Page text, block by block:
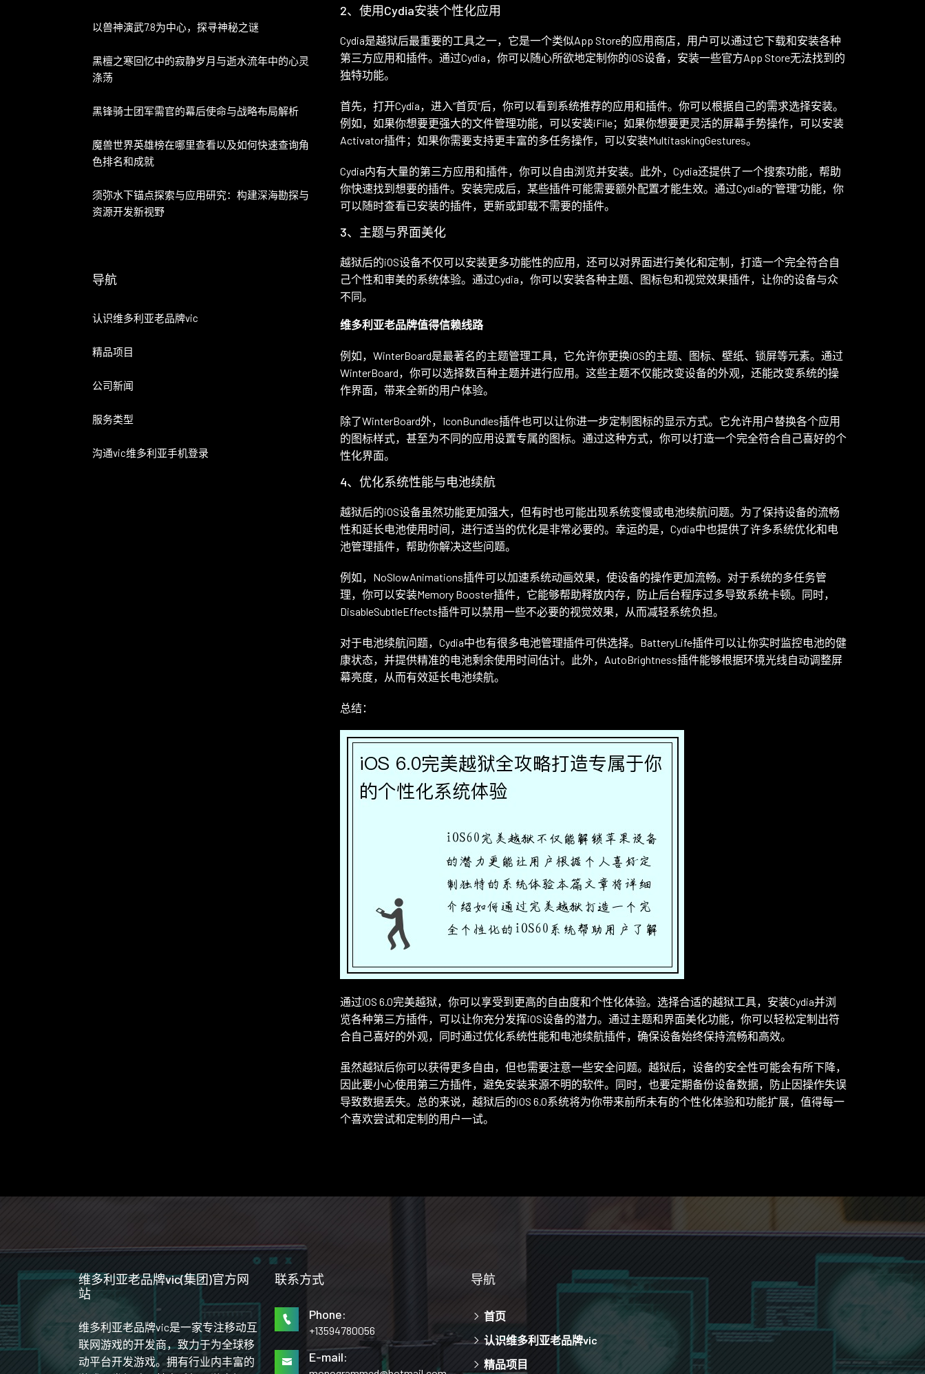
以兽神演武7.8为中心，探寻神秘之谜
黑檀之寒回忆中的寂静岁月与逝水流年中的心灵
涤荡
黑锋骑士团军需官的幕后使命与战略布局解析
魔兽世界英雄榜在哪里查看以及如何快速查询角
色排名和成就
须弥水下锚点探索与应用研究：构建深海勘探与
资源开发新视野
导航
认识维多利亚老品牌vic
精品项目
公司新闻
服务类型
沟通vic维多利亚手机登录
2、使用Cydia安装个性化应用
Cydia是越狱后最重要的工具之一，它是一个类似App Store的应用商店，用户可以通过它下载和安装各种
第三方应用和插件。通过Cydia，你可以随心所欲地定制你的iOS设备，安装一些官方App Store无法找到的
独特功能。
首先，打开Cydia，进入“首页”后，你可以看到系统推荐的应用和插件。你可以根据自己的需求选择安装。
例如，如果你想要更强大的文件管理功能，可以安装iFile；如果你想要更灵活的屏幕手势操作，可以安装
Activator插件；如果你需要支持更丰富的多任务操作，可以安装MultitaskingGestures。
Cydia内有大量的第三方应用和插件，你可以自由浏览并安装。此外，Cydia还提供了一个搜索功能，帮助
你快速找到想要的插件。安装完成后，某些插件可能需要额外配置才能生效。通过Cydia的“管理”功能，你
可以随时查看已安装的插件，更新或卸载不需要的插件。
3、主题与界面美化
越狱后的iOS设备不仅可以安装更多功能性的应用，还可以对界面进行美化和定制，打造一个完全符合自
己个性和审美的系统体验。通过Cydia，你可以安装各种主题、图标包和视觉效果插件，让你的设备与众
不同。
维多利亚老品牌值得信赖线路
例如，WinterBoard是最著名的主题管理工具，它允许你更换iOS的主题、图标、壁纸、锁屏等元素。通过
WinterBoard，你可以选择数百种主题并进行应用。这些主题不仅能改变设备的外观，还能改变系统的操
作界面，带来全新的用户体验。
除了WinterBoard外，IconBundles插件也可以让你进一步定制图标的显示方式。它允许用户替换各个应用
的图标样式，甚至为不同的应用设置专属的图标。通过这种方式，你可以打造一个完全符合自己喜好的个
性化界面。
4、优化系统性能与电池续航
越狱后的iOS设备虽然功能更加强大，但有时也可能出现系统变慢或电池续航问题。为了保持设备的流畅
性和延长电池使用时间，进行适当的优化是非常必要的。幸运的是，Cydia中也提供了许多系统优化和电
池管理插件，帮助你解决这些问题。
例如，NoSlowAnimations插件可以加速系统动画效果，使设备的操作更加流畅。对于系统的多任务管
理，你可以安装Memory Booster插件，它能够帮助释放内存，防止后台程序过多导致系统卡顿。同时，
DisableSubtleEffects插件可以禁用一些不必要的视觉效果，从而减轻系统负担。
对于电池续航问题，Cydia中也有很多电池管理插件可供选择。BatteryLife插件可以让你实时监控电池的健
康状态，并提供精准的电池剩余使用时间估计。此外，AutoBrightness插件能够根据环境光线自动调整屏
幕亮度，从而有效延长电池续航。
总结：
通过iOS 6.0完美越狱，你可以享受到更高的自由度和个性化体验。选择合适的越狱工具，安装Cydia并浏
览各种第三方插件，可以让你充分发挥iOS设备的潜力。通过主题和界面美化功能，你可以轻松定制出符
合自己喜好的外观，同时通过优化系统性能和电池续航插件，确保设备始终保持流畅和高效。
虽然越狱后你可以获得更多自由，但也需要注意一些安全问题。越狱后，设备的安全性可能会有所下降，
因此要小心使用第三方插件，避免安装来源不明的软件。同时，也要定期备份设备数据，防止因操作失误
导致数据丢失。总的来说，越狱后的iOS 6.0系统将为你带来前所未有的个性化体验和功能扩展，值得每一
个喜欢尝试和定制的用户一试。
维多利亚老品牌vic(集团)官方网
站
维多利亚老品牌vic是一家专注移动互
联网游戏的开发商，致力于为全球移
动平台开发游戏。拥有行业内丰富的
联系方式
Phone:
+13594780056
E-mail:
导航
首页
认识维多利亚老品牌vic
精品项目